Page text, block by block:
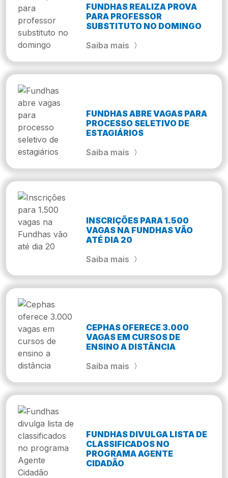
FUNDHAS REALIZA PROVA
PARA PROFESSOR
SUBSTITUTO NO DOMINGO
Saiba mais
FUNDHAS ABRE VAGAS PARA
PROCESSO SELETIVO DE
ESTAGIÁRIOS
Saiba mais
INSCRIÇÕES PARA 1.500
VAGAS NA FUNDHAS VÃO
ATÉ DIA 20
Saiba mais
CEPHAS OFERECE 3.000
VAGAS EM CURSOS DE
ENSINO A DISTÂNCIA
Saiba mais
FUNDHAS DIVULGA LISTA DE
CLASSIFICADOS NO
PROGRAMA AGENTE
CIDADÃO